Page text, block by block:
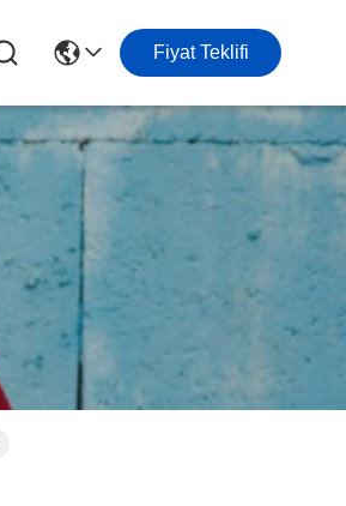
Fiyat Teklifi